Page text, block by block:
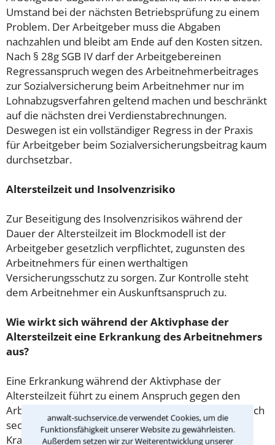
anwalt-suchservice.de verwendet Cookies, um die
Funktionsfähigkeit unserer Website zu gewährleisten.
Außerdem setzen wir zur Weiterentwicklung unserer
Umstand bei der nächsten Betriebsprüfung zu einem
Problem. Der Arbeitgeber muss die Abgaben
nachzahlen und bleibt am Ende auf den Kosten sitzen.
Nach § 28g SGB IV darf der Arbeitgebereinen
Regressanspruch wegen des Arbeitnehmerbeitrages
zur Sozialversicherung beim Arbeitnehmer nur im
Lohnabzugsverfahren geltend machen und beschränkt
auf die nächsten drei Verdienstabrechnungen.
Deswegen ist ein vollständiger Regress in der Praxis
für Arbeitgeber beim Sozialversicherungsbeitrag kaum
durchsetzbar.
Altersteilzeit und Insolvenzrisiko
Zur Beseitigung des Insolvenzrisikos während der
Dauer der Altersteilzeit im Blockmodell ist der
Arbeitgeber gesetzlich verpflichtet, zugunsten des
Arbeitnehmers für einen werthaltigen
Versicherungsschutz zu sorgen. Zur Kontrolle steht
dem Arbeitnehmer ein Auskunftsanspruch zu.
Wie wirkt sich während der Aktivphase der
Altersteilzeit eine Erkrankung des Arbeitnehmers
aus?
Eine Erkrankung während der Aktivphase der
Altersteilzeit führt zu einem Anspruch gegen den
Arbeitgeber auf Entgeltfortzahlung gemäß EFZG. Nach
sechs Wochen zahlt die Krankenkasse das
Krankengeld.